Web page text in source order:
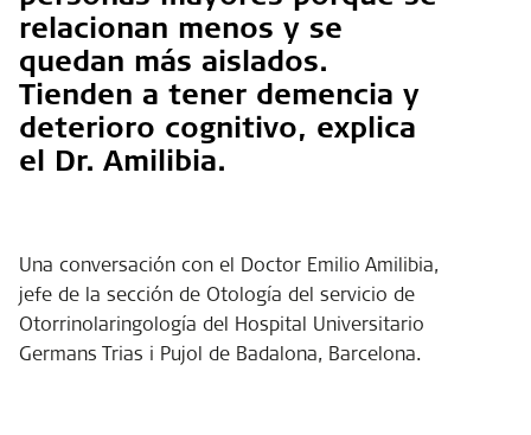
relacionan menos y se
quedan más aislados.
Tienden a tener demencia y
deterioro cognitivo, explica
el Dr. Amilibia.
Una conversación con el Doctor Emilio Amilibia,
jefe de la sección de Otología del servicio de
Otorrinolaringología del Hospital Universitario
Germans Trias i Pujol de Badalona, Barcelona.